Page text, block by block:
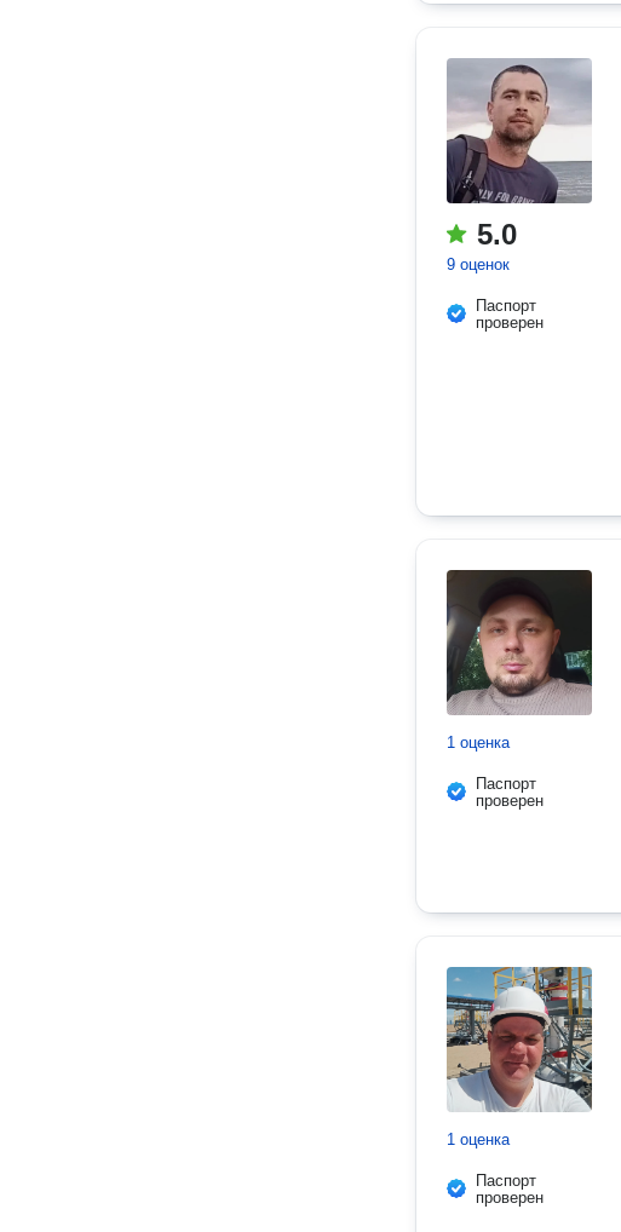
5.0
9 оценок
Паспорт
проверен
1 оценка
Паспорт
проверен
1 оценка
Паспорт
проверен